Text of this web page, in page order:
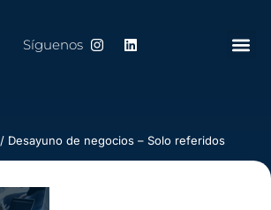
Síguenos
/ Desayuno de negocios – Solo referidos